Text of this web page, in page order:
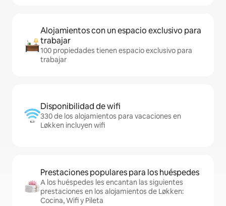
Alojamientos con un espacio exclusivo para
trabajar
100 propiedades tienen espacio exclusivo para
trabajar
Disponibilidad de wifi
330 de los alojamientos para vacaciones en
Løkken incluyen wifi
Prestaciones populares para los huéspedes
A los huéspedes les encantan las siguientes
prestaciones en los alojamientos de Løkken:
Cocina, Wifi y Pileta